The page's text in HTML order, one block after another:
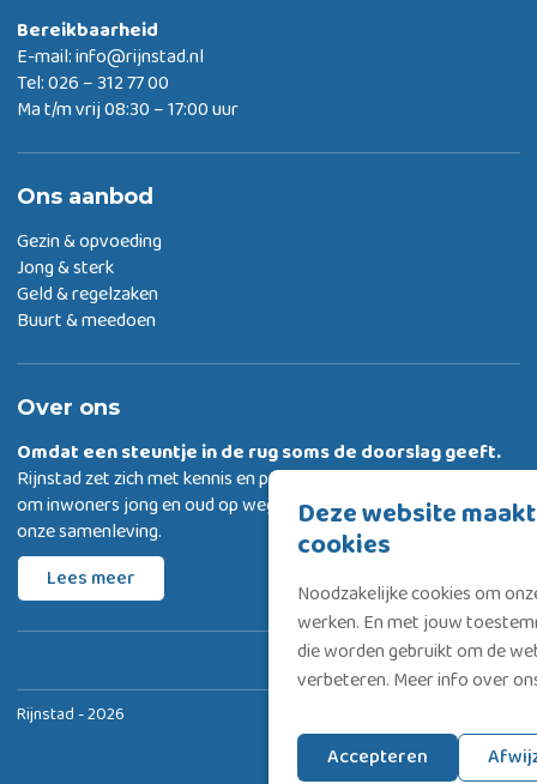
Bereikbaarheid
E-mail:info@rijnstad.nl
Tel: 026 – 312 77 00
Ma t/m vrij 08:30 – 17:00 uur
Ons aanbod
Gezin & opvoeding
Jong & sterk
Geld & regelzaken
Buurt & meedoen
Over ons
Omdat een steuntje in de rugsoms de doorslag geeft.
Rijnstad zet zich met kennis en passie in
om inwoners jong en oud op weg te helpen met deelnemen aan
onze samenleving.
Lees meer
Rijnstad - 2026
Disclaimer
Klachtenregeling
Deze website
cookies
Noodzakelijke cookies om
werken. En met jouw
die worden gebruikt om de
verbeteren. Meer info over
Accepteren